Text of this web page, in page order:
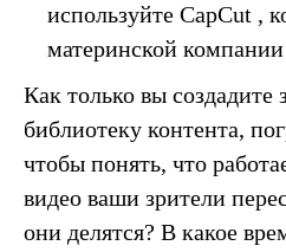
используйте CapCut ,
материнской компании
Как только вы создадите
библиотеку контента,
чтобы понять, что
видео ваши зрители
они делятся? В какое